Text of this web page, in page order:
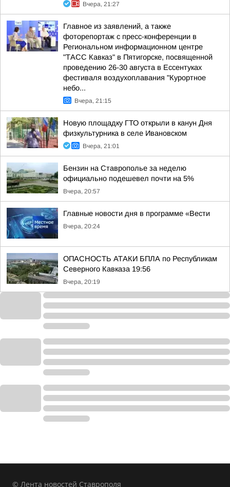
Вчера, 21:27
Главное из заявлений, а также
фоторепортаж с пресс-конференции в
Региональном информационном центре
"ТАСС Кавказ" в Пятигорске, посвященной
проведению 26-30 августа в Ессентуках
фестиваля воздухоплавания "Курортное
небо...
Вчера, 21:15
Новую площадку ГТО открыли в канун Дня
физкультурника в селе Ивановском
Вчера, 21:01
Бензин на Ставрополье за неделю
официально подешевел почти на 5%
Вчера, 20:57
Главные новости дня в программе «Вести
Вчера, 20:24
ОПАСНОСТЬ АТАКИ БПЛА по Республикам
Северного Кавказа 19:56
Вчера, 20:19
© Лента новостей Ставрополя